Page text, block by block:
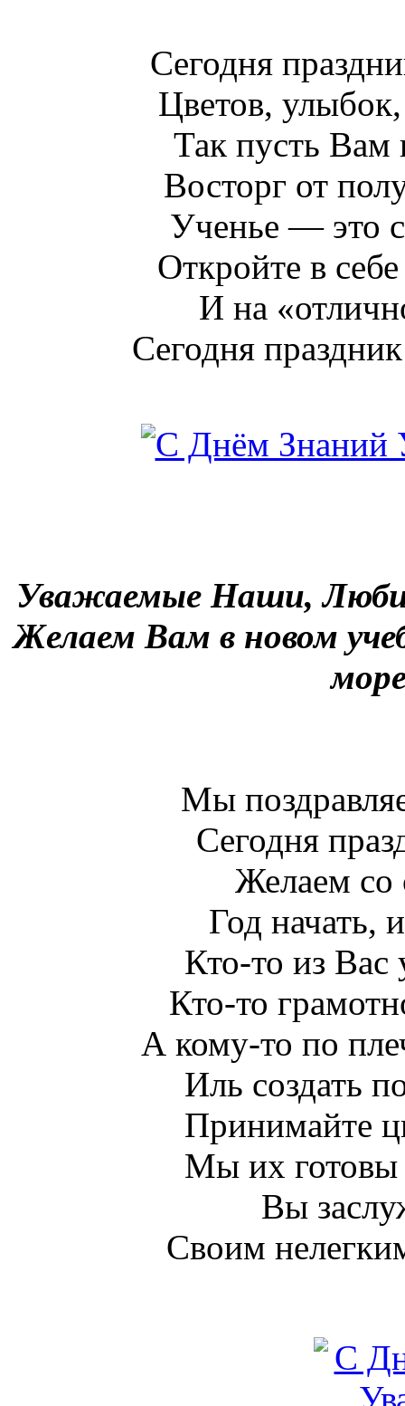
Сегодня
Цветов,
Так пусть
Восторг от
Ученье — это
Откройте в
И на
Сегодня
Уважаемые Наши,
Желаем Вам в новом
Мы
Сегодня
Желаем со
Год начать,
Кто-то из Вас
Кто-то
А кому-то по
Иль создать
Принимайте
Мы их готовы
Вы
Своим